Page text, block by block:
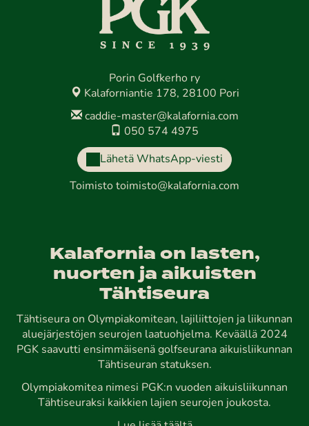
Porin Golfkerho ry
Kalaforniantie 178, 28100 Pori
caddie-master@kalafornia.com
050 574 4975
Lähetä WhatsApp-viesti
Toimisto toimisto@kalafornia.com
Kalafornia on lasten,
nuorten ja aikuisten
Tähtiseura
Tähtiseura on Olympiakomitean, lajiliittojen ja liikunnan
aluejärjestöjen seurojen laatuohjelma. Keväällä 2024
PGK saavutti ensimmäisenä golfseurana aikuisliikunnan
Tähtiseuran statuksen.
Olympiakomitea nimesi PGK:n vuoden aikuisliikunnan
Tähtiseuraksi kaikkien lajien seurojen joukosta.